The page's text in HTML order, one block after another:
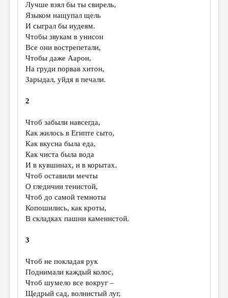
ОТДЕЛЫ И РУБРИКИ
ИЗБРАННОЕ
ДАЙДЖЕСТ
ПРОИЗВЕДЕНИЯ
ПЕРЕВОДЫ
КНИЖНАЯ ПОЛКА
ОБЗОР ЛИТЕРАТУРЫ
СТРАНИЦЫ ПАМЯТИ
ОБЪЯВЛЕНИЯ
КОЛОНКА РЕДАКТОРА
РЕДКОЛЛЕГИЯ
ОТ РЕДАКЦИИ
ЭССЕИСТИКА
ЛИТЕРАТУРОВЕДЕНИЕ
Лучше взял бы ты свирель,
Языком нащупал щель
И сыграл бы иудеям.
Чтобы звукам в унисон
Все они вострепетали,
Чтобы даже Аарон,
На груди порвав хитон,
Зарыдал, уйдя в печали.
2
Чтоб забыли навсегда,
Как жилось в Египте сыто,
Как вкусна была еда,
Как чиста была вода
И в кувшинах, и в корытах.
Чтоб оставили мечты
О гледичии тенистой,
Чтоб до самой темноты
Копошились, как кроты,
В складках пашни каменистой.
3
Чтоб не покладая рук
Поднимали каждый колос,
Чтоб шумело все вокруг –
Щедрый сад, волнистый луг,